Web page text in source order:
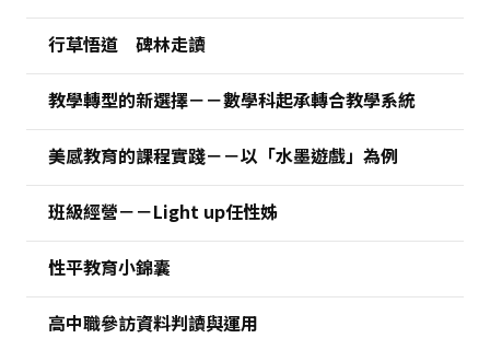
行草悟道 碑林走讀
教學轉型的新選擇－－數學科起承轉合教學系統
美感教育的課程實踐－－以「水墨遊戲」為例
班級經營－－Light up任性姊
性平教育小錦囊
高中職參訪資料判讀與運用